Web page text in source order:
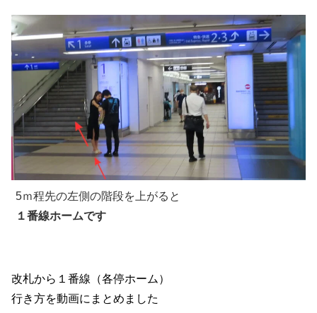
5ｍ程先の左側の階段を上がると
１番線ホームです
改札から１番線（各停ホーム）
行き方を動画にまとめました